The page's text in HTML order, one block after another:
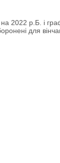
2022 р.Б. і
для